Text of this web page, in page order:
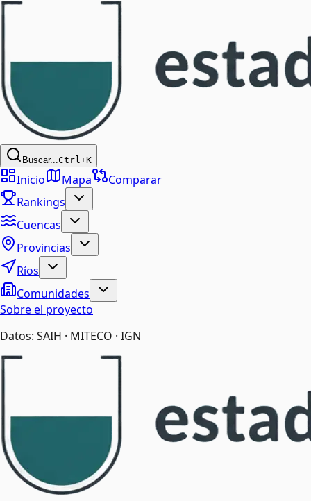
Buscar...Ctrl+K
Inicio Mapa
Comparar
Rankings
Cuencas
Provincias
Ríos
Comunidades
Sobre el proyecto
Datos: SAIH · MITECO · IGN